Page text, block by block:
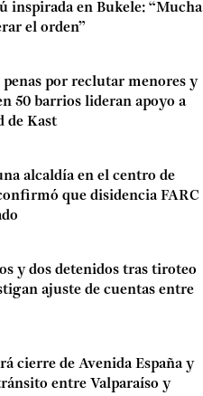
inspirada en Bukele: “Mucha
el orden”
penas por reclutar menores y
50 barrios lideran apoyo a
de Kast
alcaldía en el centro de
que disidencia FARC
y dos detenidos tras tiroteo
ajuste de cuentas entre
cierre de Avenida España y
entre Valparaíso y